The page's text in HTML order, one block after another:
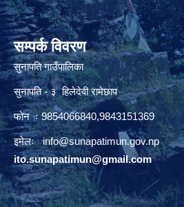
सम्पर्क विवरण
सुनापति गाउँपालिका
सुनापति - ३ हिलेदेवी रामेछाप
फोन ः 9854066840,9843151369
इमेलः info@sunapatimun.gov.np
ito.sunapatimun@gmail.com